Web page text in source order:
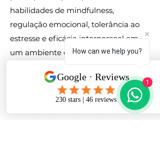
habilidades de mindfulness,
regulação emocional, tolerância ao
estresse e eficácia interpessoal em
um ambiente controlado, mas
membros do grupo ajuda a aplicar as
habilidades em situações reais de
aprendizado e a internalização das
How can we help you?
1